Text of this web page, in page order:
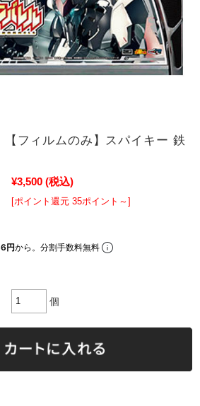
【フィルムのみ】スパイキー 鉄
¥3,500 (税込)
[ポイント還元 35ポイント～]
円から。分割手数料無料
個